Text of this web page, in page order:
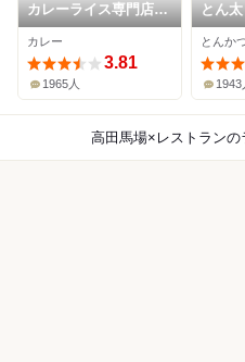
カレーライス専門店
ブラザー
カレー
3.81
1965人
とん太
とんか
1943
高田馬場×レストランの